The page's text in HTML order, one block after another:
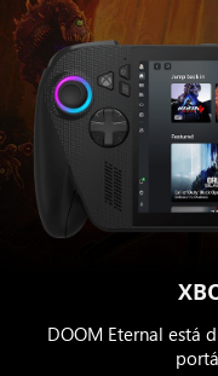
DOOM Eternal está